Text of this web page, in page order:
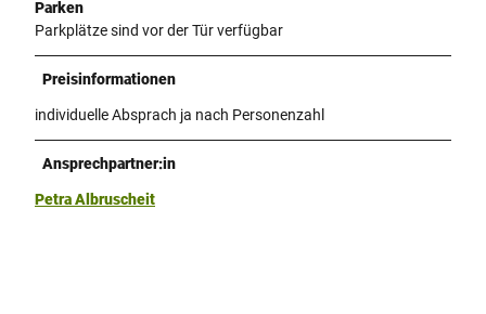
Parken
Parkplätze sind vor der Tür verfügbar
Preisinformationen
individuelle Absprach ja nach Personenzahl
Ansprechpartner:in
Petra Albruscheit